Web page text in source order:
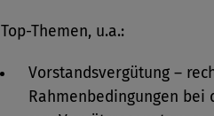
Top-Themen, u.a.:
Vorstandsvergütung –
Rahmenbedingungen bei